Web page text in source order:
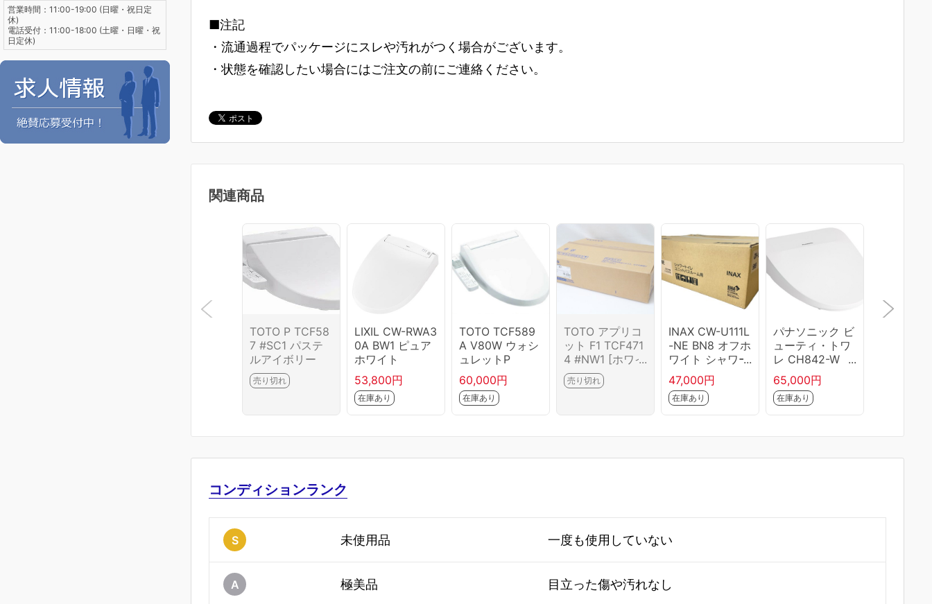
■注記
・流通過程でパッケージにスレや汚れがつく場合がございます。
・状態を確認したい場合にはご注文の前にご連絡ください。
関連商品
TOTO P TCF58
7 #SC1 パステ
ルアイボリー
売り切れ
LIXIL CW-RWA3
0A BW1 ピュア
ホワイト
53,800円
在庫あり
TOTO TCF589
A V80W ウォシ
ュレットP
60,000円
在庫あり
TOTO アプリコ
ット F1 TCF471
4 #NW1 [ホワイ
ト] HA03-M691
5-2G
売り切れ
INAX CW-U111L
-NE BN8 オフホ
ワイト シャワー
トイレ ユニット
バスルーム用
47,000円
在庫あり
パナソニック ビ
ューティ・トワ
レ CH842-W
S ホワイト
65,000円
在庫あり
コンディションランク
S 未使用品 一度も使用していない
A 極美品 目立った傷や汚れなし
営業時間：11:00-19:00 (日曜・祝日定
休)
電話受付：11:00-18:00 (土曜・日曜・祝
日定休)